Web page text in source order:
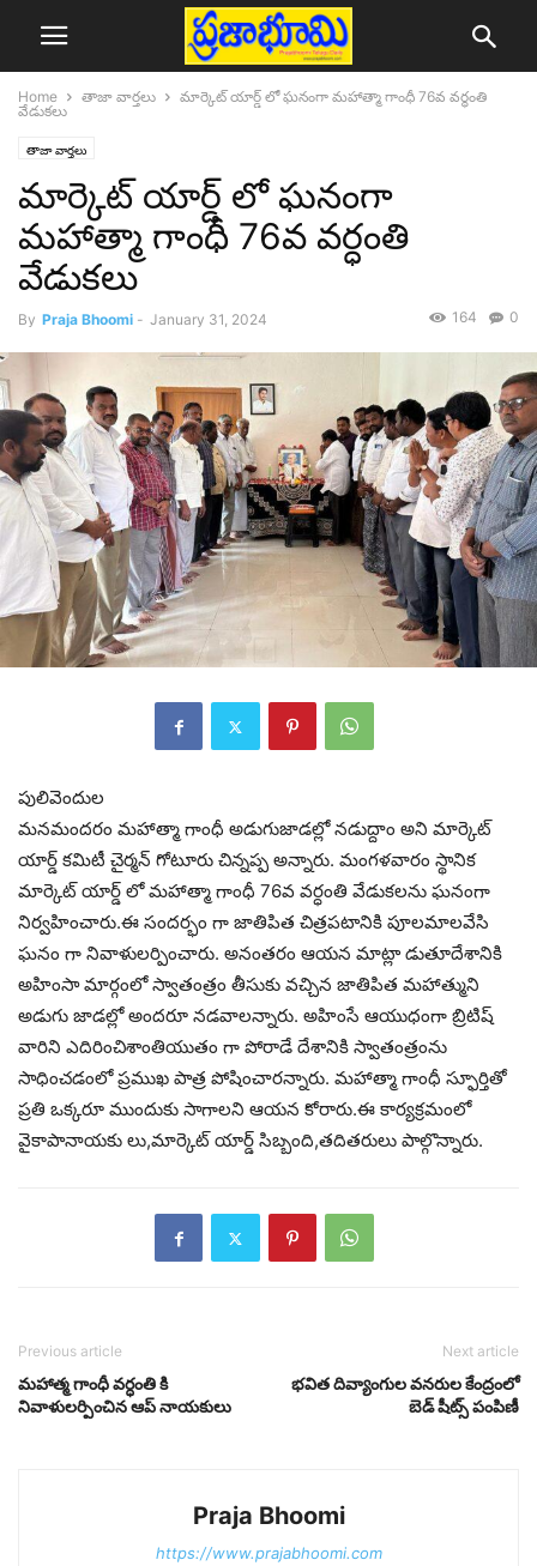
Home తాజా వార్తలు
మార్కెట్ యార్డ్ లో ఘనంగా మహాత్మా గాంధీ 76వ వర్ధంతి
వేడుకలు
తాజా వార్తలు
మార్కెట్ యార్డ్ లో ఘనంగా
మహాత్మా గాంధీ 76వ వర్ధంతి
వేడుకలు
By Praja Bhoomi - January 31, 2024 0
164
పులివెందుల
మనమందరం మహాత్మా గాంధీ అడుగుజాడల్లో నడుద్దాం అని మార్కెట్
యార్డ్ కమిటీ చైర్మన్ గోటూరు చిన్నప్ప అన్నారు. మంగళవారం స్థానిక
మార్కెట్ యార్డ్ లో మహాత్మా గాంధీ 76వ వర్ధంతి వేడుకలను ఘనంగా
నిర్వహించారు.ఈ సందర్భం గా జాతిపిత చిత్రపటానికి పూలమాలవేసి
ఘనం గా నివాళులర్పించారు. అనంతరం ఆయన మాట్లా డుతూదేశానికి
అహింసా మార్గంలో స్వాతంత్రం తీసుకు వచ్చిన జాతిపిత మహాత్ముని
అడుగు జాడల్లో అందరూ నడవాలన్నారు. అహింసే ఆయుధంగా బ్రిటిష్
వారిని ఎదిరించిశాంతియుతం గా పోరాడే దేశానికి స్వాతంత్రంను
సాధించడంలో ప్రముఖ పాత్ర పోషించారన్నారు. మహాత్మా గాంధీ స్ఫూర్తితో
ప్రతి ఒక్కరూ ముందుకు సాగాలని ఆయన కోరారు.ఈ కార్యక్రమంలో
వైకాపానాయకు లు,మార్కెట్ యార్డ్ సిబ్బంది,తదితరులు పాల్గొన్నారు.
Previous article
మహాత్మ గాంధీ వర్ధంతి కి
నివాళులర్పించిన ఆప్ నాయకులు
Next article
భవిత దివ్యాంగుల వనరుల కేంద్రంలో
బెడ్ షీట్స్ పంపిణీ
Praja Bhoomi
https://www.prajabhoomi.com